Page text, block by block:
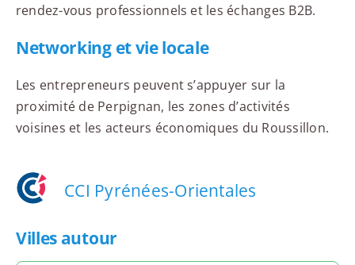
rendez-vous professionnels et les échanges B2B.
Networking et vie locale
Les entrepreneurs peuvent s’appuyer sur la
proximité de Perpignan, les zones d’activités
voisines et les acteurs économiques du Roussillon.
CCI Pyrénées-Orientales
Villes autour